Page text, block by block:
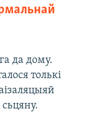
да дому.
толькі